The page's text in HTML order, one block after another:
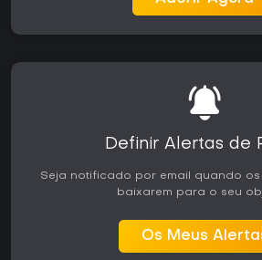
embora o ritmo deliberado possa não
o lançamento o conjunto completo de
pesca de black bass encontra nos
elenco de profissionais e na mecânica
Definir Alertas de
Seja notificado por email quando
baixarem para o seu
Os Meus